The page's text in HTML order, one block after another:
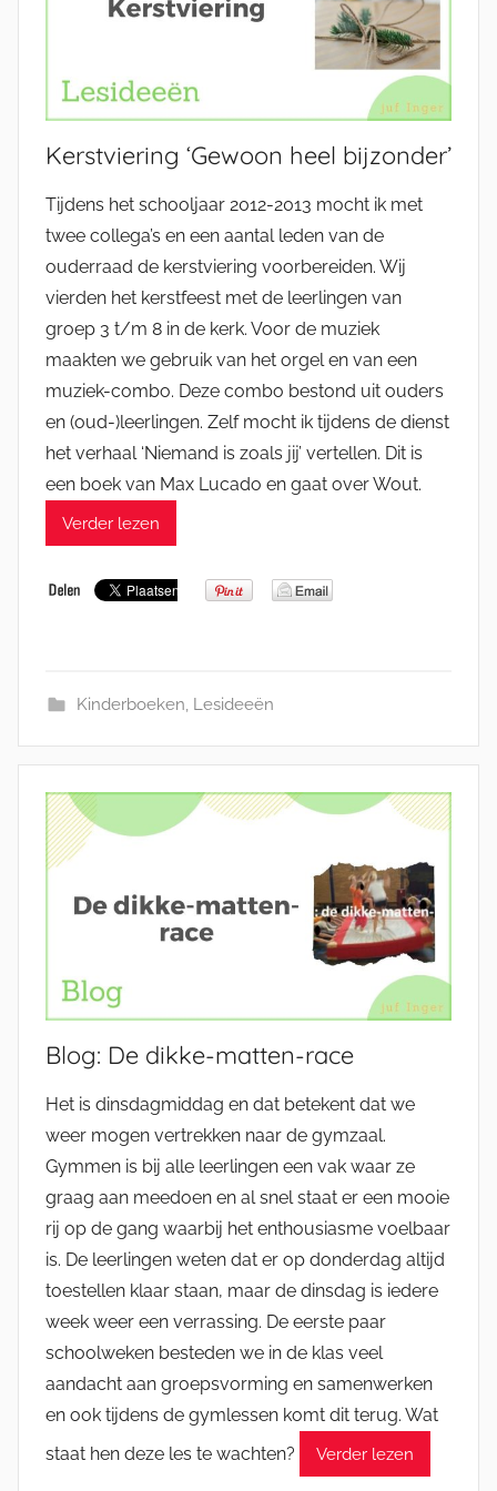
Kerstviering ‘Gewoon heel bijzonder’
Tijdens het schooljaar 2012-2013 mocht ik met
twee collega’s en een aantal leden van de
ouderraad de kerstviering voorbereiden. Wij
vierden het kerstfeest met de leerlingen van
groep 3 t/m 8 in de kerk. Voor de muziek
maakten we gebruik van het orgel en van een
muziek-combo. Deze combo bestond uit ouders
en (oud-)leerlingen. Zelf mocht ik tijdens de dienst
het verhaal ‘Niemand is zoals jij’ vertellen. Dit is
een boek van Max Lucado en gaat over Wout.
Verder lezen
Kinderboeken, Lesideeën
Blog: De dikke-matten-race
Het is dinsdagmiddag en dat betekent dat we
weer mogen vertrekken naar de gymzaal.
Gymmen is bij alle leerlingen een vak waar ze
graag aan meedoen en al snel staat er een mooie
rij op de gang waarbij het enthousiasme voelbaar
is. De leerlingen weten dat er op donderdag altijd
toestellen klaar staan, maar de dinsdag is iedere
week weer een verrassing. De eerste paar
schoolweken besteden we in de klas veel
aandacht aan groepsvorming en samenwerken
en ook tijdens de gymlessen komt dit terug. Wat
staat hen deze les te wachten?
Verder lezen